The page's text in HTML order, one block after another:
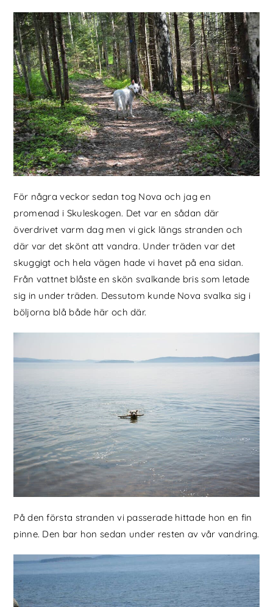
För några veckor sedan tog Nova och jag en
promenad i Skuleskogen. Det var en sådan där
överdrivet varm dag men vi gick längs stranden och
där var det skönt att vandra. Under träden var det
skuggigt och hela vägen hade vi havet på ena sidan.
Från vattnet blåste en skön svalkande bris som letade
sig in under träden. Dessutom kunde Nova svalka sig i
böljorna blå både här och där.
På den första stranden vi passerade hittade hon en fin
pinne. Den bar hon sedan under resten av vår vandring.